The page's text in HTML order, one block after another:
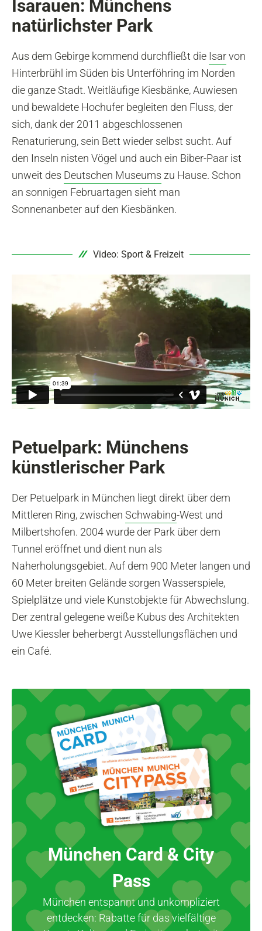
Isarauen: Münchens
natürlichster Park
Aus dem Gebirge kommend durchfließt die Isarvon
Hinterbrühl im Süden bis Unterföhring im Norden
die ganze Stadt. Weitläufige Kiesbänke, Auwiesen
und bewaldete Hochufer begleiten den Fluss, der
sich, dank der 2011 abgeschlossenen
Renaturierung, sein Bett wieder selbst sucht. Auf
den Inseln nisten Vögel und auch ein Biber-Paar ist
unweit des Deutschen Museums zu Hause. Schon
an sonnigen Februartagen sieht man
Sonnenanbeter auf den Kiesbänken.
Video: Sport & Freizeit
Petuelpark: Münchens
künstlerischer Park
Der Petuelpark in München liegt direkt über dem
Mittleren Ring, zwischen Schwabing-West und
Milbertshofen. 2004 wurde der Park über dem
Tunnel eröffnet und dient nun als
Naherholungsgebiet. Auf dem 900 Meter langen und
60 Meter breiten Gelände sorgen Wasserspiele,
Spielplätze und viele Kunstobjekte für Abwechslung.
Der zentral gelegene weiße Kubus des Architekten
Uwe Kiessler beherbergt Ausstellungsflächen und
ein Café.
München Card & City
Pass
München entspannt und unkompliziert
entdecken: Rabatte für das vielfältige